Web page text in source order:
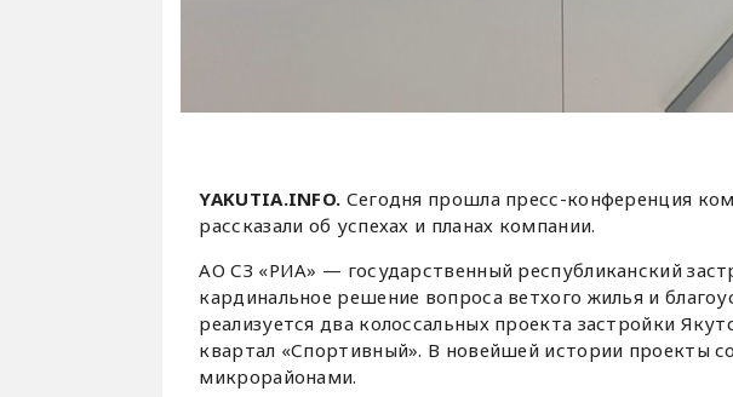
YAKUTIA.INFO. Сегодня прошла пресс-конференция
рассказали об успехах и планах компании.
АО СЗ «РИА» — государственный республиканский
кардинальное решение вопроса ветхого жилья и
реализуется два колоссальных проекта застройки
квартал «Спортивный». В новейшей истории проекты
микрорайонами.